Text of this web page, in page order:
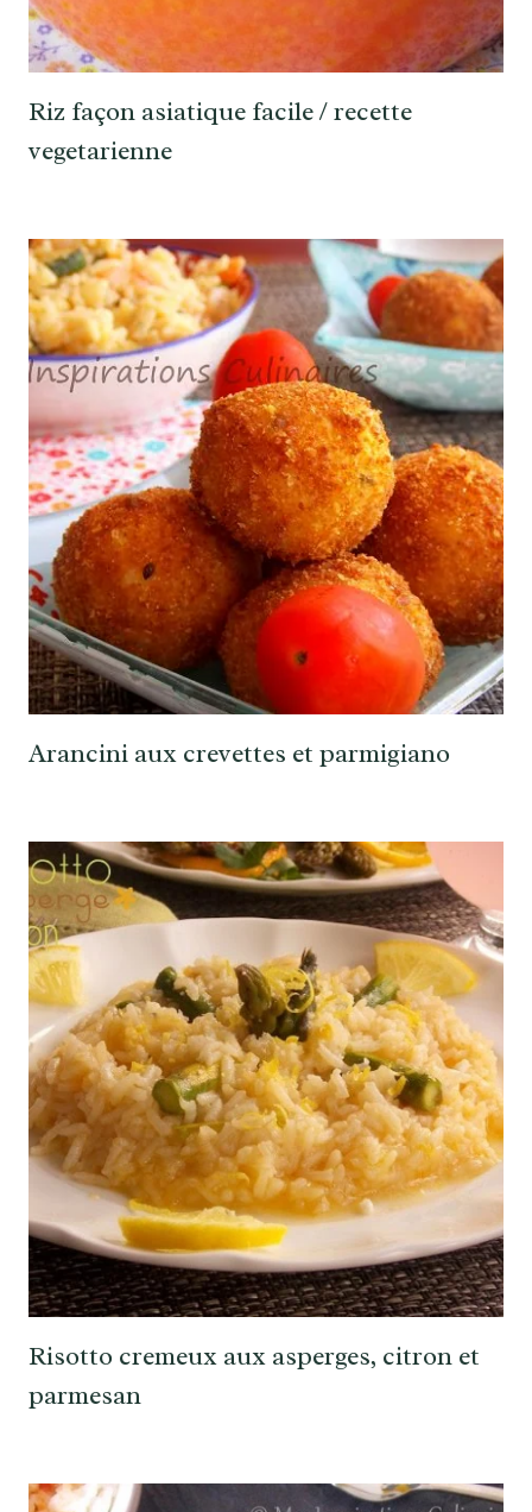
Riz façon asiatique facile / recette
vegetarienne
Arancini aux crevettes et parmigiano
Risotto cremeux aux asperges, citron et
parmesan